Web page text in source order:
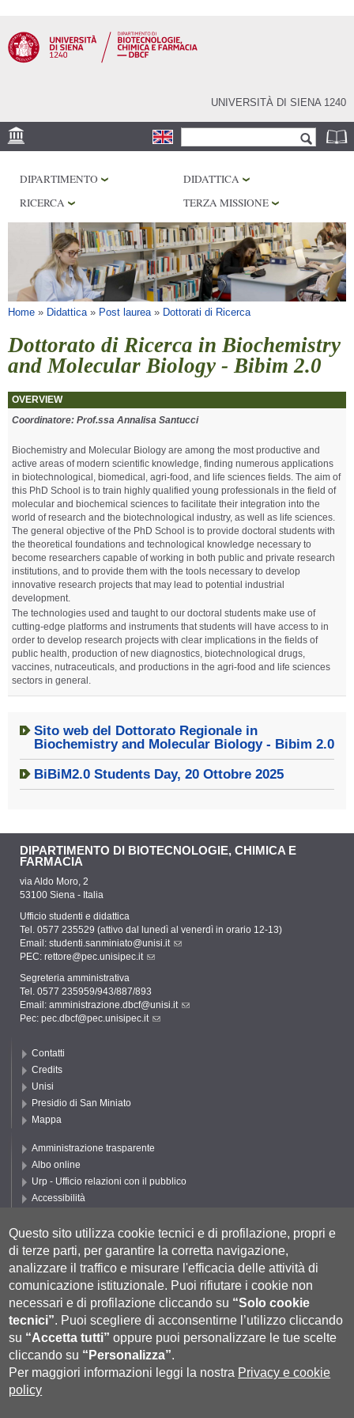
contenuto
principale
UNIVERSITÀ DI SIENA 1240
Form di ricerca
CENTRI DI RICERCA
LABORATORI
BIBLIOTECHE
SERVIZI
DIPARTIMENTO
DIDATTICA
RICERCA
TERZA MISSIONE
Tu sei qui
Home » Didattica» Post laurea» Dottorati di Ricerca
Dottorato di Ricerca in Biochemistry
and Molecular Biology - Bibim 2.0
OVERVIEW
Coordinatore: Prof.ssa Annalisa Santucci
Biochemistry and Molecular Biology are among the most productive and
active areas of modern scientific knowledge, finding numerous applications
in biotechnological, biomedical, agri-food, and life sciences fields. The aim of
this PhD School is to train highly qualified young professionals in the field of
molecular and biochemical sciences to facilitate their integration into the
world of research and the biotechnological industry, as well as life sciences.
The general objective of the PhD School is to provide doctoral students with
the theoretical foundations and technological knowledge necessary to
become researchers capable of working in both public and private research
institutions, and to provide them with the tools necessary to develop
innovative research projects that may lead to potential industrial
development.
The technologies used and taught to our doctoral students make use of
cutting-edge platforms and instruments that students will have access to in
order to develop research projects with clear implications in the fields of
public health, production of new diagnostics, biotechnological drugs,
vaccines, nutraceuticals, and productions in the agri-food and life sciences
sectors in general.
Sito web del Dottorato Regionale in
Biochemistry and Molecular Biology - Bibim 2.0
BiBiM2.0 Students Day, 20 Ottobre 2025
DIPARTIMENTO DI BIOTECNOLOGIE, CHIMICA E
FARMACIA
via Aldo Moro, 2
53100 Siena - Italia
Ufficio studenti e didattica
Tel. 0577 235529 (attivo dal lunedì al venerdì in orario 12-13)
Email: studenti.sanminiato@unisi.it
PEC: rettore@pec.unisipec.it
Segreteria amministrativa
Tel. 0577 235959/943/887/893
Email: amministrazione.dbcf@unisi.it
Pec: pec.dbcf@pec.unisipec.it
Contatti
Credits
Unisi
Presidio di San Miniato
Mappa
Amministrazione trasparente
Albo online
Urp - Ufficio relazioni con il pubblico
Accessibilità
Cookie settings
Segui UNISI
Questo sito utilizza cookie tecnici e di profilazione, propri e
di terze parti, per garantire la corretta navigazione,
analizzare il traffico e misurare l'efficacia delle attività di
comunicazione istituzionale. Puoi rifiutare i cookie non
necessari e di profilazione cliccando su “Solo cookie
tecnici”. Puoi scegliere di acconsentirne l’utilizzo cliccando
su “Accetta tutti” oppure puoi personalizzare le tue scelte
cliccando su “Personalizza”.
Per maggiori informazioni leggi la nostra Privacy e cookie
policy